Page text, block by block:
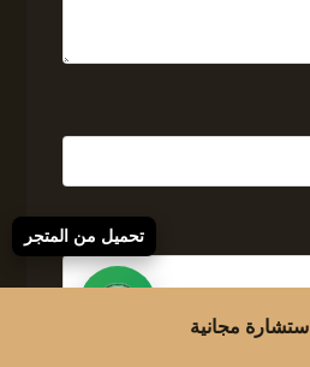
استشارة مجانية
تحميل من المتجر